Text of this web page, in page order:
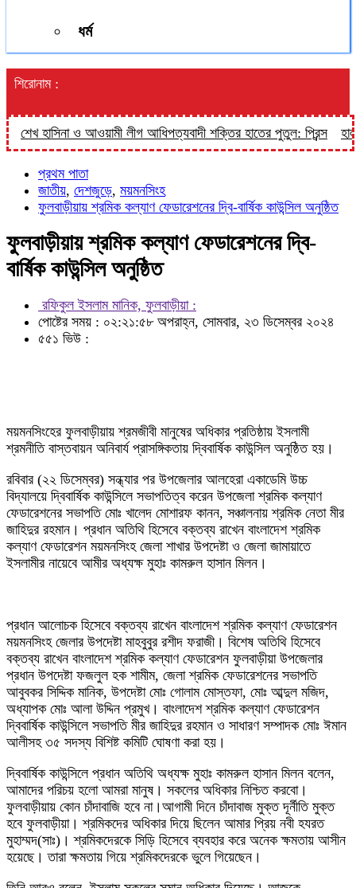
ধর্ম
শিরোনাম :
হাসিনা ও আওয়ামী লীগ আধিপত্যবাদী শক্তির হাতের পুতুল: প্রিন্স
প্রথম পাতা
জাতীয়, দেশজুড়ে, ময়মনসিংহ
ফুলবাড়ীয়ায় শ্রমিক কল্যাণ ফেডারেশনের দ্বি-বার্ষিক কাউন্সিল অনুষ্ঠিত
ফুলবাড়ীয়ায় শ্রমিক কল্যাণ ফেডারেশনের দ্বি-
বার্ষিক কাউন্সিল অনুষ্ঠিত
রফিকুল ইসলাম মানিক, ফুলবাড়ীয়া :
পোষ্টের সময় : ০২:২১:৫৮ অপরাহ্ন, সোমবার, ২৩ ডিসেম্বর ২০২৪
৫৫১ ভিউ :
ময়মনসিংহের ফুলবাড়ীয়ায় শ্রমজীবী মানুষের অধিকার প্রতিষ্ঠায় ইসলামী
শ্রমনীতি বাস্তবায়ন অনিবার্য প্রাসঙ্গিকতায় দ্বিবার্ষিক কাউন্সিল অনুষ্ঠিত হয়।
রবিবার (২২ ডিসেম্বর) সন্ধ্যার পর উপজেলার আলহেরা একাডেমি উচ্চ
বিদ্যালয়ে দ্বিবার্ষিক কাউন্সিলে সভাপতিত্ব করেন উপজেলা শ্রমিক কল্যাণ
ফেডারেশনের সভাপতি মোঃ খালেদ মোশারফ কানন, সঞ্চালনায় শ্রমিক নেতা মীর
জাহিদুর রহমান। প্রধান অতিথি হিসেবে বক্তব্য রাখেন বাংলাদেশ শ্রমিক
কল্যাণ ফেডারেশন ময়মনসিংহ জেলা শাখার উপদেষ্টা ও জেলা জামায়াতে
ইসলামীর নায়েবে আমীর অধ্যক্ষ মুহাঃ কামরুল হাসান মিলন।
প্রধান আলোচক হিসেবে বক্তব্য রাখেন বাংলাদেশ শ্রমিক কল্যাণ ফেডারেশন
ময়মনসিংহ জেলার উপদেষ্টা মাহবুবুর রশীদ ফরাজী। বিশেষ অতিথি হিসেবে
বক্তব্য রাখেন বাংলাদেশ শ্রমিক কল্যাণ ফেডারেশন ফুলবাড়ীয়া উপজেলার
প্রধান উপদেষ্টা ফজলুল হক শামীম, জেলা শ্রমিক ফেডারেশনের সভাপতি
আবুবকর সিদ্দিক মানিক, উপদেষ্টা মোঃ গোলাম মোস্তফা, মোঃ আব্দুল মজিদ,
অধ্যাপক মোঃ আলা উদ্দিন প্রমুখ। বাংলাদেশ শ্রমিক কল্যাণ ফেডারেশন
দ্বিবার্ষিক কাউন্সিলে সভাপতি মীর জাহিদুর রহমান ও সাধারণ সম্পাদক মোঃ ঈমান
আলীসহ ৩৫ সদস্য বিশিষ্ট কমিটি ঘোষণা করা হয়।
দ্বিবার্ষিক কাউন্সিলে প্রধান অতিথি অধ্যক্ষ মুহাঃ কামরুল হাসান মিলন বলেন,
আমাদের পরিচয় হলো আমরা মানুষ। সকলের অধিকার নিশ্চিত করবো।
ফুলবাড়ীয়ায় কোন চাঁদাবাজি হবে না।আগামী দিনে চাঁদাবাজ মুক্ত দূর্নীতি মুক্ত
হবে ফুলবাড়ীয়া। শ্রমিকদের অধিকার দিয়ে ছিলেন আমার প্রিয় নবী হযরত
মুহাম্মদ(সাঃ)। শ্রমিকদেরকে সিড়ি হিসেবে ব্যবহার করে অনেক ক্ষমতায় আসীন
হয়েছে। তারা ক্ষমতায় গিয়ে শ্রমিকদেরকে ভুলে গিয়েছেন।